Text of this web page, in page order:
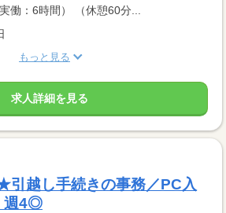
働：6時間） （休憩60分...
もっと見る
求人詳細を見る
引越し手続きの事務／PC入
週4◎